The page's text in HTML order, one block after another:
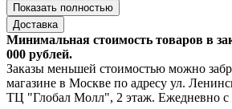
Показать полностью
Доставка
Минимальная стоимость товаров в
000 рублей.
Заказы меньшей стоимостью можно
магазине в Москве по адресу ул.
ТЦ "Глобал Молл", 2 этаж. Ежедневно с